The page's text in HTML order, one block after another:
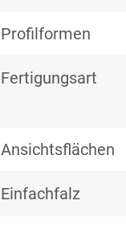
Profilformen
Fertigungsart
Ansichtsflächen
Einfachfalz